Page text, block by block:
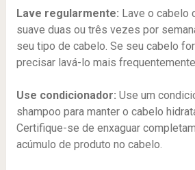
Lave regularmente: Lave o cabelo
suave duas ou três vezes por
seu tipo de cabelo. Se seu cabelo
precisar lavá-lo mais
Use condicionador: Use um
shampoo para manter o cabelo
Certifique-se de enxaguar
acúmulo de produto no cabelo.